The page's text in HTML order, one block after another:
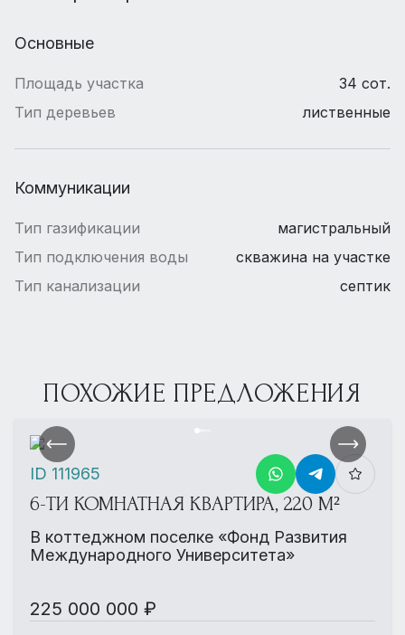
Основные
Площадь участка
34 сот.
Тип деревьев
лиственные
Коммуникации
Тип газификации
магистральный
Тип подключения воды
скважина на участке
Тип канализации
септик
ПОХОЖИЕ ПРЕДЛОЖЕНИЯ
6-ТИ КОМНАТНАЯ КВАРТИРА, 220 М²
В коттеджном поселке «Фонд Развития
Международного Университета»
225 000 000 ₽
ID 111965